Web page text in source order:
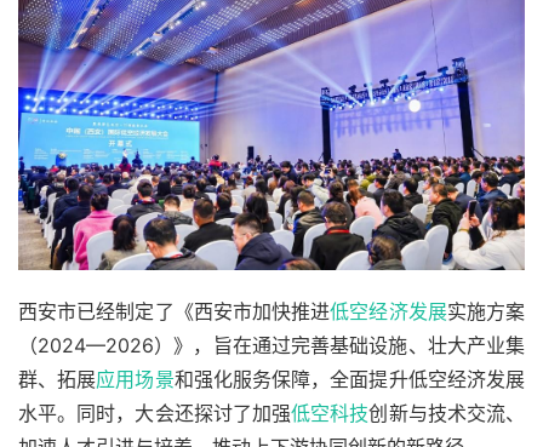
西安市已经制定了《西安市加快推进低空经济发展实施方案
（2024—2026）》，旨在通过完善基础设施、壮大产业集
群、拓展应用场景和强化服务保障，全面提升低空经济发展
水平。同时，大会还探讨了加强低空科技创新与技术交流、